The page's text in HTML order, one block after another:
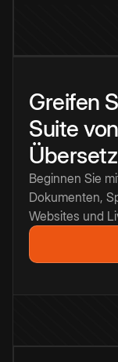
Greifen
Suite
Beginnen Sie
Dokumenten,
Websites und